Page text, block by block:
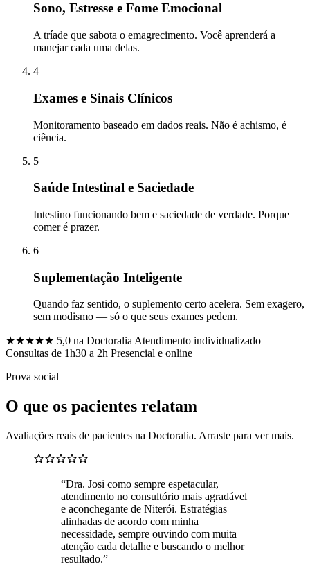
Sono, Estresse e Fome Emocional
A tríade que sabota o emagrecimento. Você aprenderá a
manejar cada uma delas.
4
Exames e Sinais Clínicos
Monitoramento baseado em dados reais. Não é achismo, é
ciência.
5
Saúde Intestinal e Saciedade
Intestino funcionando bem e saciedade de verdade. Porque
comer é prazer.
6
Suplementação Inteligente
Quando faz sentido, o suplemento certo acelera. Sem exagero,
sem modismo — só o que seus exames pedem.
★★★★★ 5,0 na DoctoraliaAtendimento individualizado
Consultas de 1h30 a 2h Presencial e online
Prova social
O que os pacientes relatam
Avaliações reais de pacientes na Doctoralia. Arraste para ver mais.
“Dra. Josi como sempre espetacular,
atendimento no consultório mais agradável
e aconchegante de Niterói. Estratégias
alinhadas de acordo com minha
necessidade, sempre ouvindo com muita
atenção cada detalhe e buscando o melhor
resultado.”